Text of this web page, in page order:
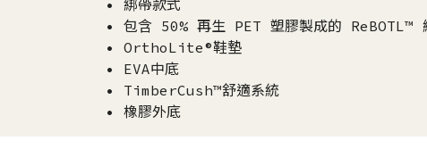
• 綁帶款式
• 包含 50% 再生 PET 塑膠製成的 ReBOTL™
• OrthoLite®鞋墊
• EVA中底
• TimberCush™舒適系統
• 橡膠外底